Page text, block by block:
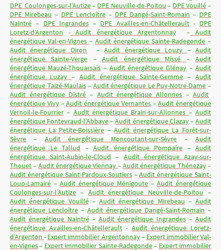
DPE Coulonges-sur-l’Autize– DPE Neuville-de-Poitou – DPE Vouillé–
DPE Mirebeau – DPE Lencloître – DPE Dangé-Saint-Romain – DPE
Naintré – DPE Ingrandes– DPE Availles-en-Châtellerault- DPE
Loretz-d’Argenton -Audit énergétique Argentonnay– Audit
énergétique Val-en-Vignes – Audit énergétique Sainte-Radegonde –
Audit énergétique Oiron –Audit énergétique Louzy –Audit
énergétique Sainte-Verge –Audit énergétique Missé –Audit
énergétique Mauzé-Thouarsais – Audit énergétique Glénay –Audit
énergétique Luzay – Audit énergétique Sainte-Gemme – Audit
énergétique Taizé-Maulais– Audit énergétique Le Puy-Notre-Dame –
Audit énergétique Distré – Audit énergétique Allonnes –Audit
énergétique Vivy–Audit énergétique Vernantes–Audit énergétique
Vernoil-le-Fourrier – Audit énergétique Brain-sur-Allonnes –Audit
énergétique Fontevraud-l’Abbaye–Audit énergétique Clazay–Audit
énergétique La Petite-Boissière –Audit énergétique La Forêt-sur-
Sèvre – Audit énergétique Moncoutant-sur-Sèvre –Audit
énergétique Le Tallud – Audit énergétique Pompaire – Audit
énergétique Saint-Aubin-le-Cloud – Audit énergétique Azay-sur-
Thouet– Audit énergétique Viennay –Audit énergétique Thénezay–
Audit énergétique Saint-Pardoux-Soutiers–Audit énergétique Saint-
Loup-Lamairé –Audit énergétique Ménigoute–Audit énergétique
Coulonges-sur-l’Autize – Audit énergétique Neuville-de-Poitou –
Audit énergétique Vouillé– Audit énergétique Mirebeau – Audit
énergétique Lencloître – Audit énergétique Dangé-Saint-Romain –
Audit énergétique Naintré– Audit énergétique Ingrandes– Audit
énergétique Availles-en-Châtellerault- Audit énergétique Loretz-
d’Argenton- Expert immobilier Argentonnay– Expert immobilier Val-
en-Vignes– Expert immobilier Sainte-Radegonde– Expert immobilier